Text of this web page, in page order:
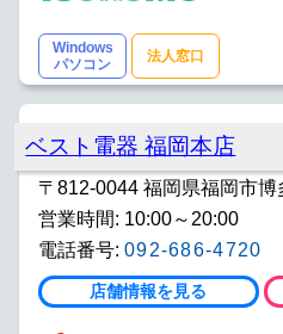
Windows
パソコン
法人窓口
ベスト電器 福岡本店
〒812-0044 福岡県福岡市
営業時間: 10:00～20:00
電話番号: 092-686-4720
店舗情報を見る